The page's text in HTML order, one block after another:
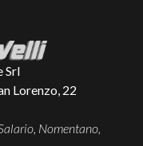
Srl
Lorenzo, 22
Nomentano,